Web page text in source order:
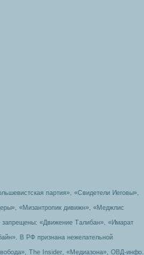
партия», «Свидетели Иеговы»,
«Мизантропик дивижн», «Меджлис
запрещены: «Движение Талибан», «Имарат
В РФ признана нежелательной
The Insider, «Медиазона», ОВД-инфо.